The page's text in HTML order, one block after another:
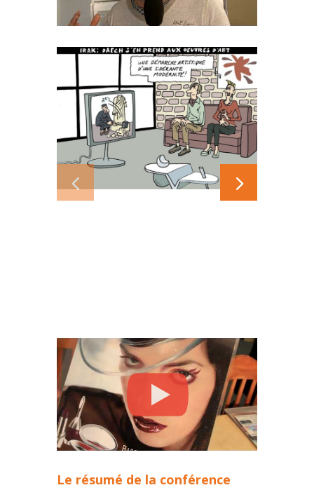
Le résumé de la conférence